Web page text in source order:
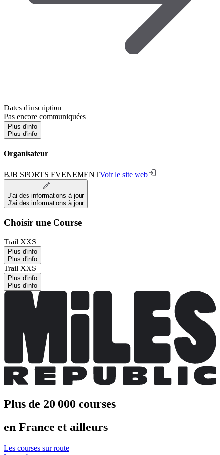
Dates d'inscription
Pas encore communiquées
Plus d'info
Plus d'info
Organisateur
BJB SPORTS EVENEMENTVoir le site web
J'ai des informations à jour
J'ai des informations à jour
Choisir une Course
Trail XXS
Plus d'info
Plus d'info
Trail XXS
Plus d'info
Plus d'info
Plus de 20 000 courses
en France et ailleurs
Les courses sur route